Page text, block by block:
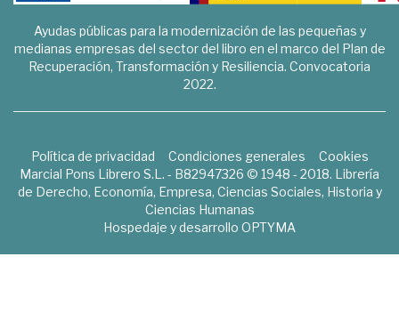
Ayudas públicas para la modernización de las pequeñas y
medianas empresas del sector del libro en el marco del Plan de
Recuperación, Transformación y Resiliencia. Convocatoria
2022.
Política de privacidad Condiciones generales
Cookies
Marcial Pons Librero S.L. - B82947326 © 1948 - 2018. Librería
de Derecho, Economía, Empresa, Ciencias Sociales, Historia y
Ciencias Humanas
Hospedaje y desarrollo OPTYMA